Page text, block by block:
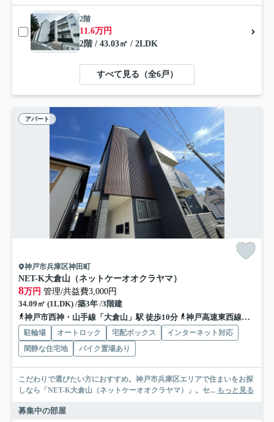
2階
11.6万円
2階 / 43.03㎡ / 2LDK
すべて見る（全6戸）
アパート
神戸市兵庫区神田町
NET-K大倉山（ネットケーオオクラヤマ）
8万円 管理/共益費3,000円
34.09㎡ (1LDK) /築3年 /3階建
神戸市西神・山手線「大倉山」駅 徒歩10分
神戸高速東西線「西元町」駅 徒歩15分
駐輪場 オートロック 宅配ボックス
インターネット対応
閑静な住宅地
バイク置場あり
こだわりで選びたい方におすすめ。神戸市兵庫区エリアで住まいをお探
しなら「NET-K大倉山（ネットケーオオクラヤマ）」。セ... もっと見る
募集中の部屋